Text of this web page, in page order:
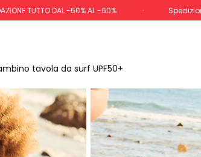
TUTTO DAL -50% AL -60%
tavola da surf UPF50+